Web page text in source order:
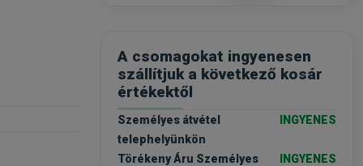
A csomagokat ingyenesen
szállítjuk a következő kosár
értékektől
Személyes átvétel
telephelyünkön
INGYENES
Törékeny Áru Személyes
INGYENES